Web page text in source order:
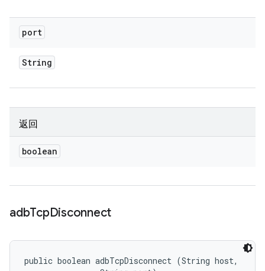
port
String
返回
boolean
adbTcpDisconnect
public boolean adbTcpDisconnect (String host,